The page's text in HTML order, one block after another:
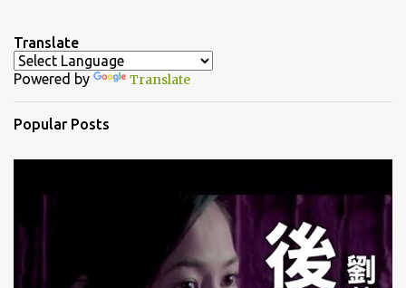
t
s
Translate
Powered by Translate
Popular Posts